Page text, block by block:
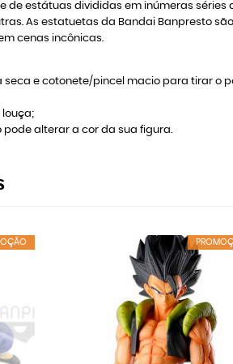
de estátuas divididas em inúmeras séries
As estatuetas da Bandai Banpresto
cenas incônicas.
e cotonete/pincel macio para tirar o
louça;
pode alterar a cor da sua figura.